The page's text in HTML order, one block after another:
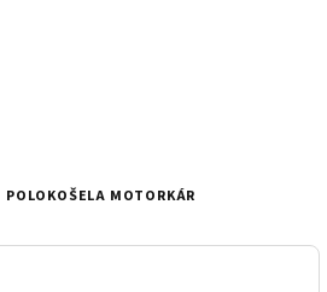
POLOKOŠELA MOTORKÁR